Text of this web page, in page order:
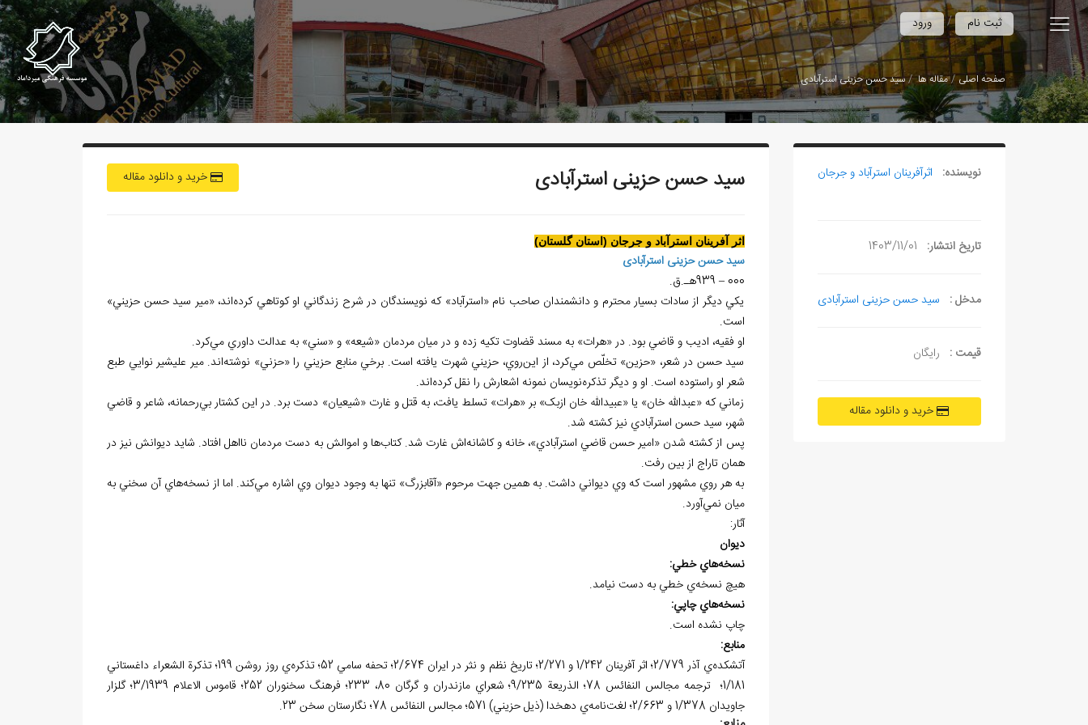
ورود / ثبت نام
صفحه اصلی مقاله ها سيد حسن حزينی استرآبادی
نویسنده: اثرآفرينان استرآباد و جرجان
تاریخ انتشار: 1403/11/01
مدخل : سید حسن حزینی استرآبادی
قیمت : رایگان
خرید و دانلود مقاله
خرید و دانلود مقاله سيد حسن حزينی استرآبادی
اثر آفرينان استرآباد و جرجان (استان گلستان)
سيد حسن حزينی استرآبادی
000 – 939هـ.ق.
يکي ديگر از سادات بسيار محترم و دانشمندان صاحب نام «استرآباد» که نويسندگان در شرح زندگاني او کوتاهي کرده⁮‌اند، «مير سيد حسن حزيني»
است.
او فقيه، اديب و قاضي بود. در «هرات» به مسند قضاوت تکيه زده و در ميان مردمان «شيعه» و «سني» به عدالت داوري مي⁮‌کرد.
سيد حسن در شعر، «حزين» تخلّص مي⁮‌کرد، از اين⁮‌روي، حزيني شهرت يافته است. برخي منابع حزيني را «حزني» نوشته‌‌اند. مير عليشير نوايي طبع
شعر او راستوده است. او و ديگر تذکره‌⁮نويسان نمونه اشعارش را نقل کرده‌⁮اند.
زماني که «عبدالله خان» يا «عبيدالله خان ازبک» بر «هرات» تسلط يافت، به قتل و غارت «شيعيان» دست برد. در اين کشتار بي‌رحمانه، شاعر و قاضي
شهر، سيد حسن استرآبادي نيز کشته شد.
پس از کشته شدن «امير حسن قاضي استرآبادي»، خانه و کاشانه⁮‌اش غارت شد. کتاب⁮‌ها و اموالش به دست مردمان نااهل افتاد. شايد ديوانش نيز در
همان تاراج از بين رفت.
به هر روي مشهور است که وي ديواني داشت. به همين جهت مرحوم «آقابزرگ» تنها به وجود ديوان وي اشاره مي⁮‌کند. اما از نسخه‌⁮هاي آن سخني به
ميان نمي⁮‌آورد.
آثار:
ديوان
نسخههاي خطي:
هيچ نسخهي خطي به دست نيامد.
نسخههاي چاپي:
چاپ نشده است.
منابع:
آتشکده‌ي آذر 2/779؛ اثر آفرينان 1/242 و 2/271؛ تاريخ نظم و نثر در ايران 2/674؛ تحفه سامي 52؛ تذکره‌ي روز روشن 199؛ تذکرة الشعراء داغستاني
1/181؛ ترجمه مجالس النفائس 78؛ الذريعة 9/235؛ شعراي مازندران و گرگان 80، 233؛ فرهنگ سخنوران 252؛ قاموس الاعلام 3/1939؛ گلزار
جاويدان 1/378 و 2/663؛ لغت‌نامه‌ي‌ دهخدا (ذيل حزيني) 571؛ مجالس النفائس 78؛ نگارستان سخن 23.